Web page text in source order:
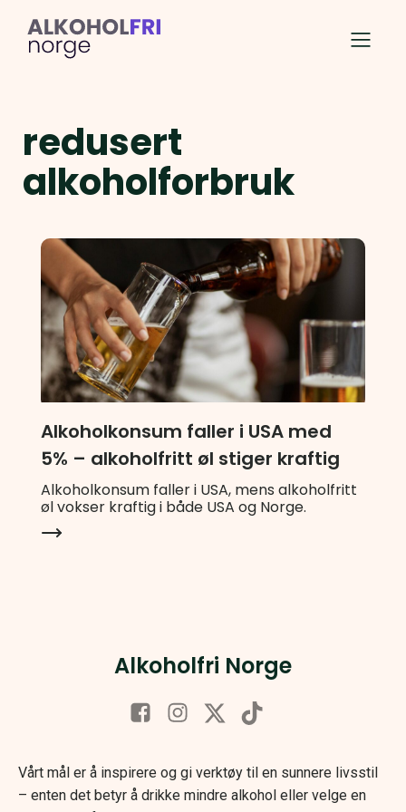
redusert
alkoholforbruk
Alkoholkonsum faller i USA med
5% – alkoholfritt øl stiger kraftig
Alkoholkonsum faller i USA, mens alkoholfritt
øl vokser kraftig i både USA og Norge.
Alkoholfri Norge
Vårt mål er å inspirere og gi verktøy til en sunnere livsstil
– enten det betyr å drikke mindre alkohol eller velge en